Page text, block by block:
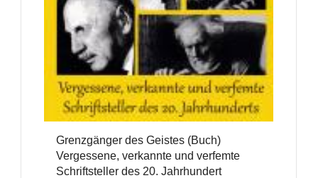
Grenzgänger des Geistes (Buch)
Vergessene, verkannte und verfemte
Schriftsteller des 20. Jahrhundert